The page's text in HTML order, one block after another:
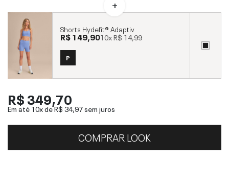
Shorts Hydefit® Adaptiv
R$ 149,9010xR$ 14,99
P
R$ 349,70
Em até 10x deR$ 34,97sem juros
COMPRAR LOOK